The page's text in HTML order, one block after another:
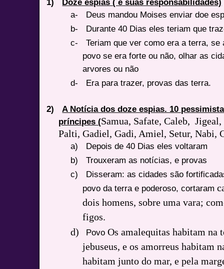
a-
Deus mandou Moises enviar doe
b-
Durante 40 Dias eles teriam que
c-
Teriam que ver como era a terra,
povo se era forte ou não, olhar as
arvores ou não
d-
Era para trazer, provas das terra.
2)
A Notícia dos doze espias. 10
príncipes (Samua, Safate, Caleb,
Palti, Gadiel, Gadi, Amiel, Setur, Nabi,
a)
Depois de 40 Dias eles voltaram
b)
Trouxeram as notícias, e provas
c)
Disseram: as cidades são
povo da terra e poderoso, cortaram
dois homens, sobre uma vara;
figos.
d)
PovoOs amalequitas habitam na
jebuseus, e os amorreus habitam
habitam junto do mar, e pela